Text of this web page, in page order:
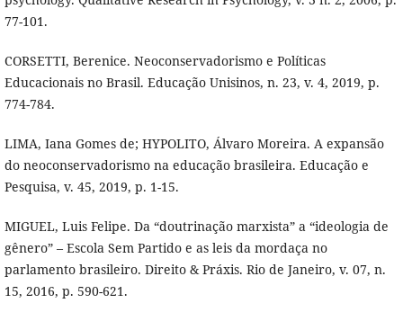
77-101.
CORSETTI, Berenice. Neoconservadorismo e Políticas
Educacionais no Brasil. Educação Unisinos, n. 23, v. 4, 2019, p.
774-784.
LIMA, Iana Gomes de; HYPOLITO, Álvaro Moreira. A expansão
do neoconservadorismo na educação brasileira. Educação e
Pesquisa, v. 45, 2019, p. 1-15.
MIGUEL, Luis Felipe. Da “doutrinação marxista” a “ideologia de
gênero” – Escola Sem Partido e as leis da mordaça no
parlamento brasileiro. Direito & Práxis. Rio de Janeiro, v. 07, n.
15, 2016, p. 590-621.